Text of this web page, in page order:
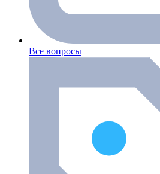
Все вопросы